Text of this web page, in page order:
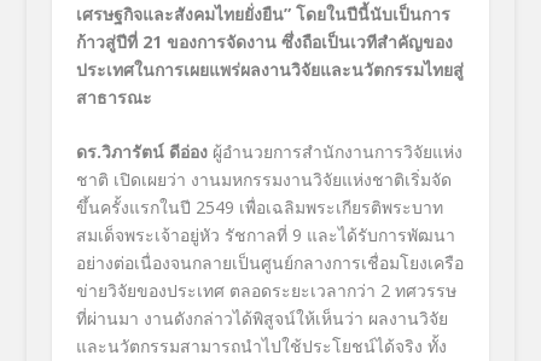
เศรษฐกิจและสังคมไทยยั่งยืน” โดยในปีนี้นับเป็นการ
ก้าวสู่ปีที่ 21 ของการจัดงาน ซึ่งถือเป็นเวทีสำคัญของ
ประเทศในการเผยแพร่ผลงานวิจัยและนวัตกรรมไทยสู่
สาธารณะ
ดร.วิภารัตน์ ดีอ่องผู้อำนวยการสำนักงานการวิจัยแห่ง
ชาติ เปิดเผยว่า งานมหกรรมงานวิจัยแห่งชาติเริ่มจัด
ขึ้นครั้งแรกในปี 2549 เพื่อเฉลิมพระเกียรติพระบาท
สมเด็จพระเจ้าอยู่หัว รัชกาลที่ 9 และได้รับการพัฒนา
อย่างต่อเนื่องจนกลายเป็นศูนย์กลางการเชื่อมโยงเครือ
ข่ายวิจัยของประเทศ ตลอดระยะเวลากว่า 2 ทศวรรษ
ที่ผ่านมา งานดังกล่าวได้พิสูจน์ให้เห็นว่า ผลงานวิจัย
และนวัตกรรมสามารถนำไปใช้ประโยชน์ได้จริง ทั้ง